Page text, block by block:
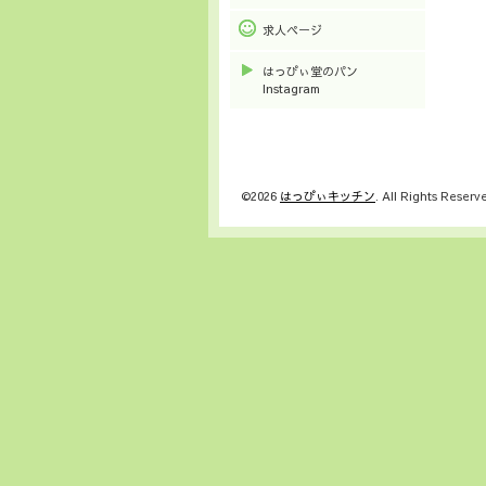
求人ページ
はっぴぃ堂のパン
Instagram
©2026 はっぴぃキッチン. All Rights